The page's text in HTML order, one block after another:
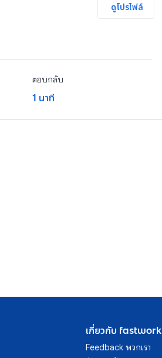
ดูโปรไฟล์
ตอบกลับ
1 นาที
เกี่ยวกับ fastwork
Feedback พวกเรา